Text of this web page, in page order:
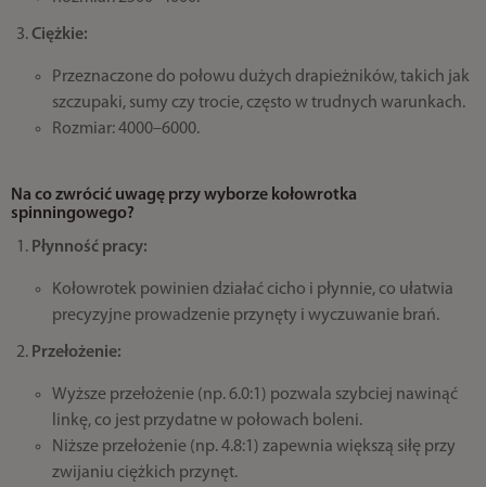
Ciężkie:
Przeznaczone do połowu dużych drapieżników, takich jak
szczupaki, sumy czy trocie, często w trudnych warunkach.
Rozmiar: 4000–6000.
Na co zwrócić uwagę przy wyborze kołowrotka
spinningowego?
Płynność pracy:
Kołowrotek powinien działać cicho i płynnie, co ułatwia
precyzyjne prowadzenie przynęty i wyczuwanie brań.
Przełożenie:
Wyższe przełożenie (np. 6.0:1) pozwala szybciej nawinąć
linkę, co jest przydatne w połowach boleni.
Niższe przełożenie (np. 4.8:1) zapewnia większą siłę przy
zwijaniu ciężkich przynęt.